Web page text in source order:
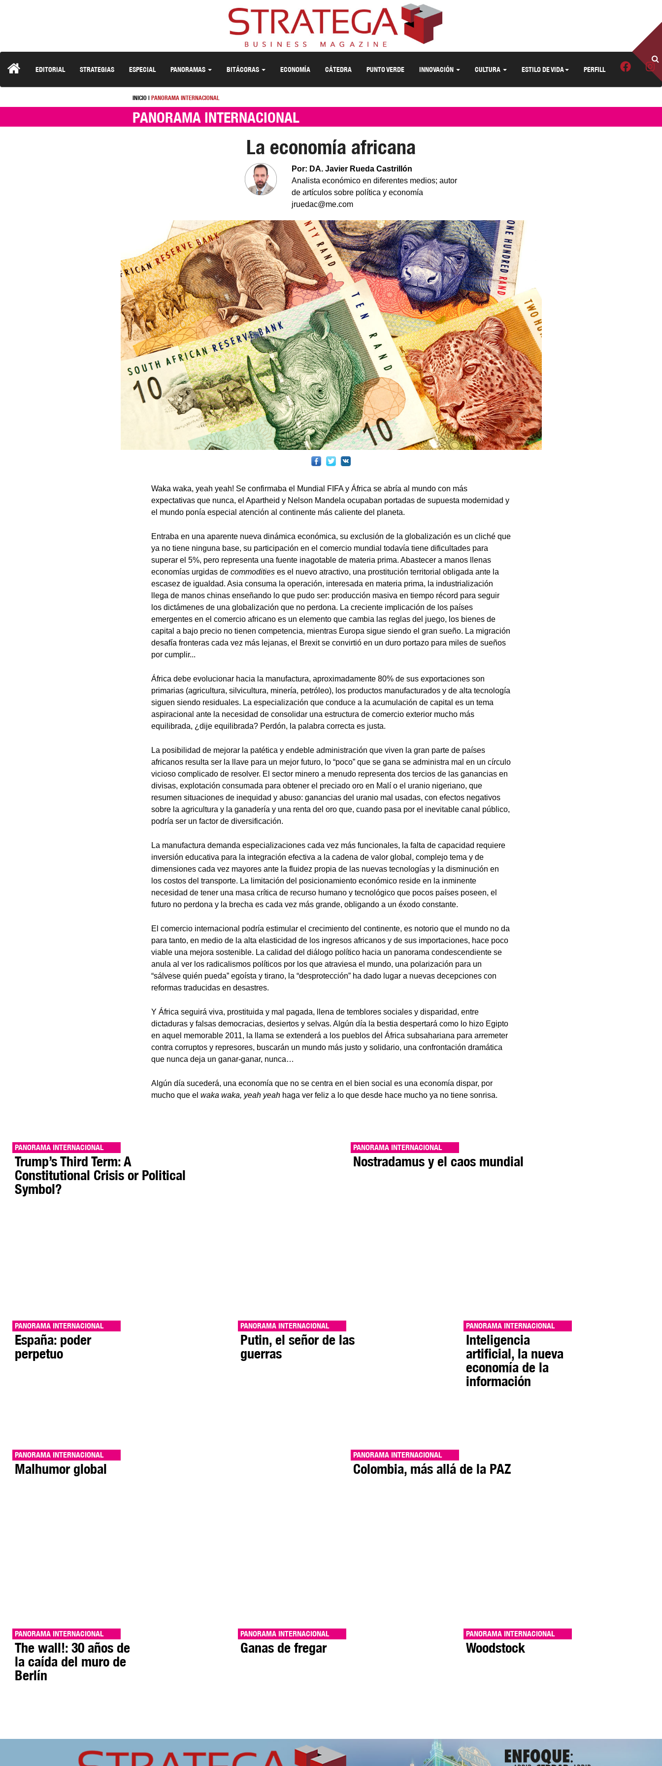
EDITORIAL STRATEGIAS ESPECIAL PANORAMAS BITÁCORAS ECONOMÍA CÁTEDRA PUNTO VERDE INNOVACIÓN CULTURA ESTILO DE VIDA PERFILL
INICIO| PANORAMA INTERNACIONAL
PANORAMA INTERNACIONAL
La economía africana
Por: DA. Javier Rueda Castrillón
Analista económico en diferentes medios; autor
de artículos sobre política y economía
jruedac@me.com
Waka waka, yeah yeah! Se confirmaba el Mundial FIFA y África se abría al mundo con más
expectativas que nunca, el Apartheid y Nelson Mandela ocupaban portadas de supuesta modernidad y
el mundo ponía especial atención al continente más caliente del planeta.
Entraba en una aparente nueva dinámica económica, su exclusión de la globalización es un cliché que
ya no tiene ninguna base, su participación en el comercio mundial todavía tiene dificultades para
superar el 5%, pero representa una fuente inagotable de materia prima. Abastecer a manos llenas
economías urgidas de commodities es el nuevo atractivo, una prostitución territorial obligada ante la
escasez de igualdad. Asia consuma la operación, interesada en materia prima, la industrialización
llega de manos chinas enseñando lo que pudo ser: producción masiva en tiempo récord para seguir
los dictámenes de una globalización que no perdona. La creciente implicación de los países
emergentes en el comercio africano es un elemento que cambia las reglas del juego, los bienes de
capital a bajo precio no tienen competencia, mientras Europa sigue siendo el gran sueño. La migración
desafía fronteras cada vez más lejanas, el Brexit se convirtió en un duro portazo para miles de sueños
por cumplir...
África debe evolucionar hacia la manufactura, aproximadamente 80% de sus exportaciones son
primarias (agricultura, silvicultura, minería, petróleo), los productos manufacturados y de alta tecnología
siguen siendo residuales. La especialización que conduce a la acumulación de capital es un tema
aspiracional ante la necesidad de consolidar una estructura de comercio exterior mucho más
equilibrada, ¿dije equilibrada? Perdón, la palabra correcta es justa.
La posibilidad de mejorar la patética y endeble administración que viven la gran parte de países
africanos resulta ser la llave para un mejor futuro, lo “poco” que se gana se administra mal en un círculo
vicioso complicado de resolver. El sector minero a menudo representa dos tercios de las ganancias en
divisas, explotación consumada para obtener el preciado oro en Malí o el uranio nigeriano, que
resumen situaciones de inequidad y abuso: ganancias del uranio mal usadas, con efectos negativos
sobre la agricultura y la ganadería y una renta del oro que, cuando pasa por el inevitable canal público,
podría ser un factor de diversificación.
La manufactura demanda especializaciones cada vez más funcionales, la falta de capacidad requiere
inversión educativa para la integración efectiva a la cadena de valor global, complejo tema y de
dimensiones cada vez mayores ante la fluidez propia de las nuevas tecnologías y la disminución en
los costos del transporte. La limitación del posicionamiento económico reside en la inminente
necesidad de tener una masa crítica de recurso humano y tecnológico que pocos países poseen, el
futuro no perdona y la brecha es cada vez más grande, obligando a un éxodo constante.
El comercio internacional podría estimular el crecimiento del continente, es notorio que el mundo no da
para tanto, en medio de la alta elasticidad de los ingresos africanos y de sus importaciones, hace poco
viable una mejora sostenible. La calidad del diálogo político hacia un panorama condescendiente se
anula al ver los radicalismos políticos por los que atraviesa el mundo, una polarización para un
“sálvese quién pueda” egoísta y tirano, la “desprotección” ha dado lugar a nuevas decepciones con
reformas traducidas en desastres.
Y África seguirá viva, prostituida y mal pagada, llena de temblores sociales y disparidad, entre
dictaduras y falsas democracias, desiertos y selvas. Algún día la bestia despertará como lo hizo Egipto
en aquel memorable 2011, la llama se extenderá a los pueblos del África subsahariana para arremeter
contra corruptos y represores, buscarán un mundo más justo y solidario, una confrontación dramática
que nunca deja un ganar-ganar, nunca…
Algún día sucederá, una economía que no se centra en el bien social es una economía dispar, por
mucho que el waka waka, yeah yeah haga ver feliz a lo que desde hace mucho ya no tiene sonrisa.
PANORAMA INTERNACIONAL
Trump’s Third Term: A
Constitutional Crisis or Political
Symbol?
PANORAMA INTERNACIONAL
Nostradamus y el caos mundial
PANORAMA INTERNACIONAL
España: poder
perpetuo
PANORAMA INTERNACIONAL
Putin, el señor de las
guerras
PANORAMA INTERNACIONAL
Inteligencia
artificial, la nueva
economía de la
información
PANORAMA INTERNACIONAL
Malhumor global
PANORAMA INTERNACIONAL
Colombia, más allá de la PAZ
PANORAMA INTERNACIONAL
The wall!: 30 años de
la caída del muro de
Berlín
PANORAMA INTERNACIONAL
Ganas de fregar
PANORAMA INTERNACIONAL
Woodstock